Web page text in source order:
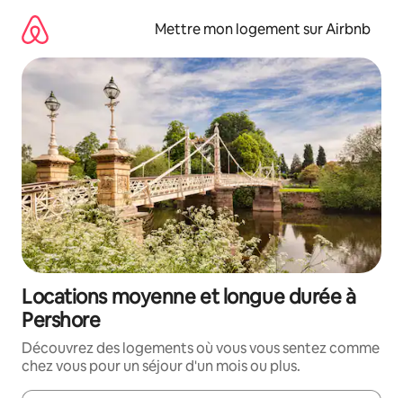
directement
contenu
Mettre mon logement sur Airbnb
Locations moyenne et longue durée à
Pershore
Découvrez des logements où vous vous sentez comme
chez vous pour un séjour d'un mois ou plus.